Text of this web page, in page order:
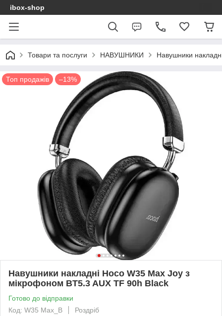
ibox-shop
Товари та послуги НАВУШНИКИ Навушники
Топ продажів –13%
Навушники накладні Hoco W35 Max Joy з
мікрофоном BT5.3 AUX TF 90h Black
Готово до відправки
Код: W35 Max_B
Роздріб